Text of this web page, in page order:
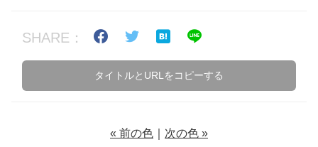
SHARE：
タイトルとURLをコピーする
« 前の色 次の色 »